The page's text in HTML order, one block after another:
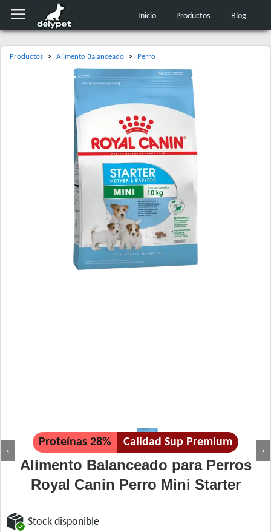
Inicio Productos Blog
Productos > Alimento Balanceado > Perro
‹ ›
Proteínas 28% Calidad Sup Premium
Alimento Balanceado para Perros
Royal Canin Perro Mini Starter
Stock disponible